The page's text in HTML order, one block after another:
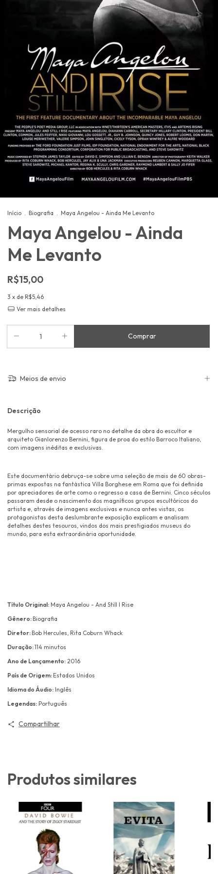
Início Biografia Maya Angelou - Ainda Me Levanto
Maya Angelou - Ainda
Me Levanto
R$15,00
3 x de R$5,46
Ver mais detalhes
Meios de envio
Descrição
Mergulho sensorial de acesso raro no detalhe da obra do escultor e
arquiteto Gianlorenzo Bernini, figura de proa do estilo Barroco Italiano,
com imagens inéditas e exclusivas.
Este documentário debruça-se sobre uma seleção de mais de 60 obras-
primas expostas na fantástica Villa Borghese em Roma que foi definida
por apreciadores de arte como o regresso a casa de Bernini. Cinco séculos
passaram desde o nascimento dos magníficos grupos escultóricos do
artista e, através de imagens exclusivas e nunca antes vistas, os
protagonistas desta deslumbrante exposição explicam e analisam
detalhes destes tesouros, vindos dos mais prestigiados museus do
mundo, para esta extraordinária oportunidade.
Título Original: Maya Angelou - And Still I Rise
Gênero:Biografia
Diretor:Bob Hercules, Rita Coburn Whack
Duração:114 minutos
Ano de Lançamento: 2016
País de Origem:Estados Unidos
Idioma do Áudio: Inglês
Legendas: Português
Compartilhar
Produtos similares